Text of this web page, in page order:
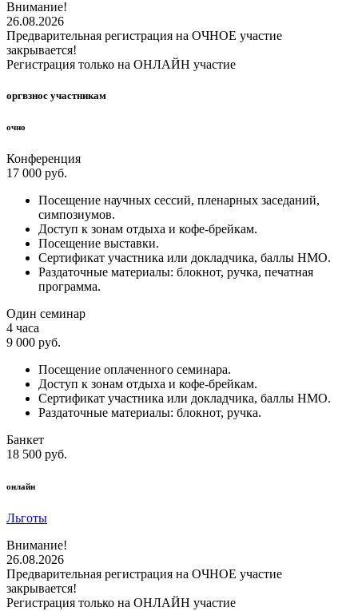
Внимание!
26.08.2026
Предварительная регистрация на ОЧНОЕ участие
закрывается!
Регистрация только на ОНЛАЙН участие
оргвзнос участникам
очно
Конференция
17 000 руб.
Посещение научных сессий, пленарных заседаний,
симпозиумов.
Доступ к зонам отдыха и кофе-брейкам.
Посещение выставки.
Сертификат участника или докладчика, баллы НМО.
Раздаточные материалы: блокнот, ручка, печатная
программа.
Один семинар
4 часа
9 000 руб.
Посещение оплаченного семинара.
Доступ к зонам отдыха и кофе-брейкам.
Сертификат участника или докладчика, баллы НМО.
Раздаточные материалы: блокнот, ручка.
Банкет
18 500 руб.
онлайн
Льготы
Внимание!
26.08.2026
Предварительная регистрация на ОЧНОЕ участие
закрывается!
Регистрация только на ОНЛАЙН участие